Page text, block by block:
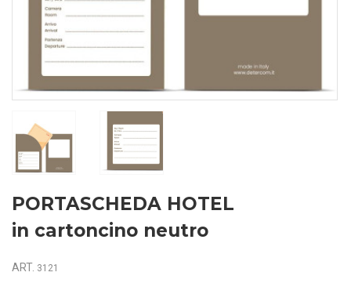
PORTASCHEDA HOTEL
in cartoncino neutro
ART. 3121